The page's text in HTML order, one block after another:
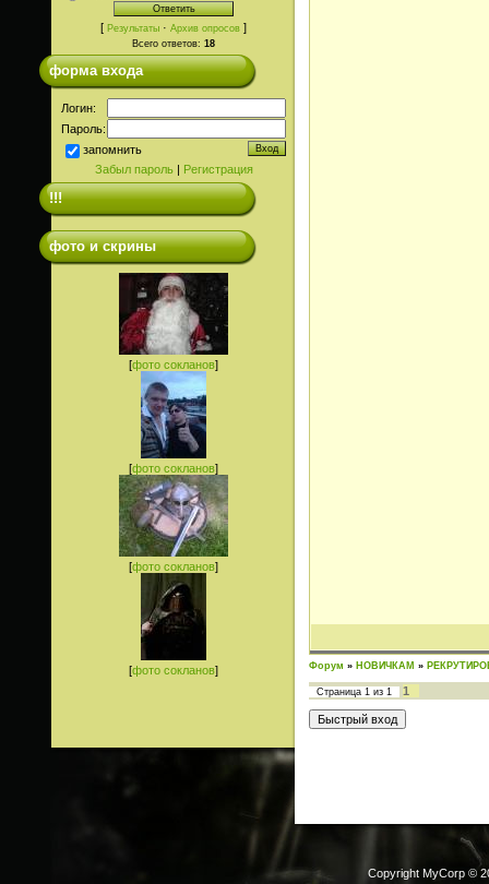
[ Результаты · Архив опросов ]
Всего ответов: 18
форма входа
Логин:
Пароль:
запомнить
Забыл пароль| Регистрация
!!!
фото и скрины
[фото сокланов]
[фото сокланов]
[фото сокланов]
[фото сокланов] Форум » НОВИЧКАМ »
Страница 1 из 1 1
Copyright MyCorp ©